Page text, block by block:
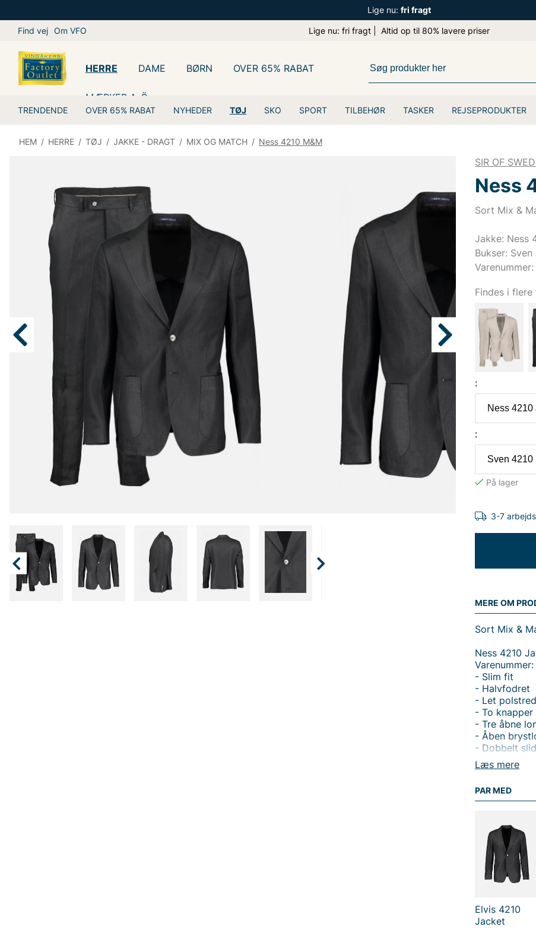
Lige nu: fri fragt
Find vej Om VFO Lige nu: fri fragt | Altid op til 80% lavere priser
HERRE
TRENDENDE OVER 65% RABAT NYHEDER TØJ SKO SPORT TILBEHØR TASKER REJSEPRODUKTER
DAME BØRN OVER 65% RABAT
MÆRKER A-Ö
HEM / HERRE / TØJ / JAKKE - DRAGT / MIX OG MATCH / Ness 4210 M&M
SIR OF
Ness
Sort Mix &
Jakke: Ness
Bukser:
Findes i flere
:
:
3-7
MERE OM
Læs mere
Sort Mix &
Ness 4210
- Slim fit
- Halvfodret
- Let
- To knapper
- Tre åbne
- Åben
- Dobbelt
- Jakke herre
Varenummer:
- Åbne
- Paspoleret
- Knap og
- Bukser til
Tak fordi du
PAR MED
Elvis 4210
Jacket